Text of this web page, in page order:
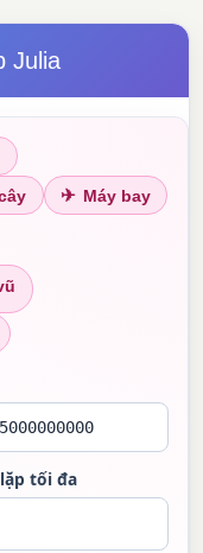
Julia
✈ Máy bay
tối đa